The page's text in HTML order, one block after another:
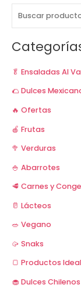
c
a
p
🥬 Ensaladas Al
🌮 Dulces
🔥 Ofertas
🍎 Frutas
🥦 Verduras
🍚 Abarrotes
🥩 Carnes y
🥛 Lácteos
🥗 Vegano
🥠 Snaks
🍞 Productos Ideal
🧁 Dulces Chilenos